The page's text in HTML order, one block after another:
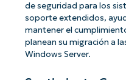
de seguridad para los
soporte extendidos,
mantener el
planean su migración a
Windows Server.